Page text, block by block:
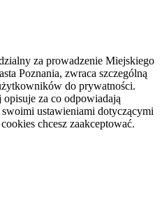
za prowadzenie Miejskiego
Poznania, zwraca szczególną
do prywatności.
za co odpowiadają
ustawieniami dotyczącymi
chcesz zaakceptować.